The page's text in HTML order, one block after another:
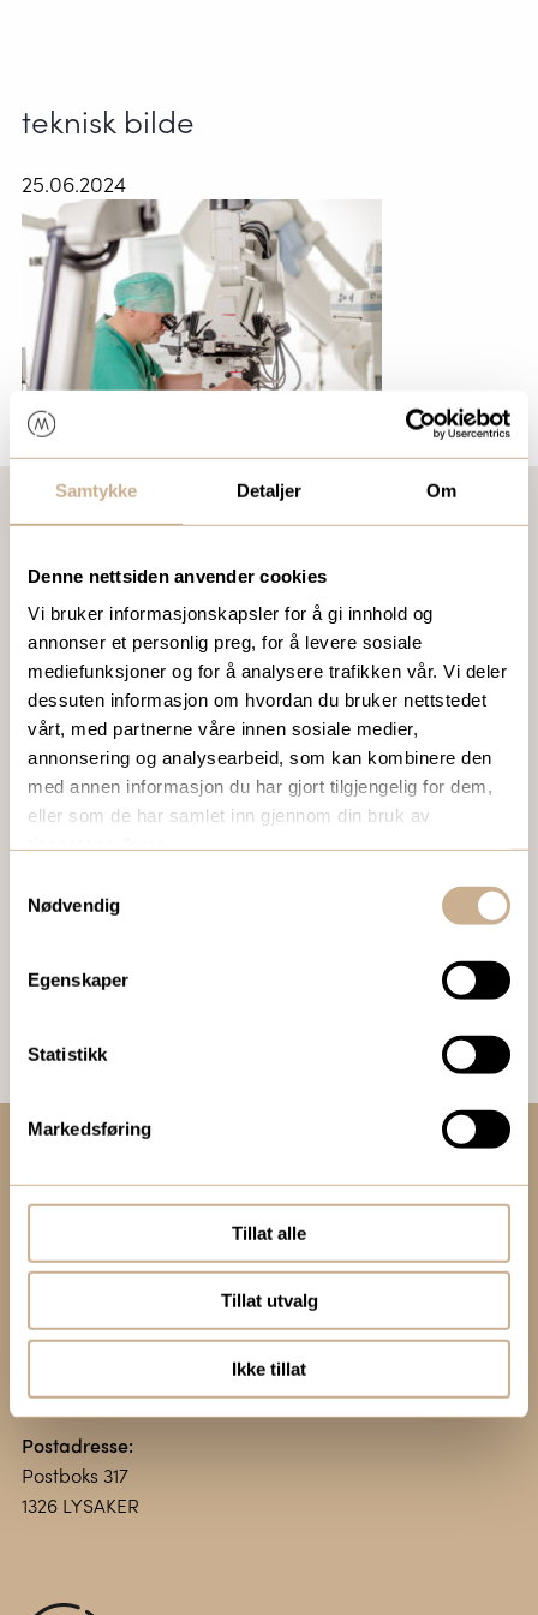
Samtykke Detaljer Om
Denne nettsiden anvender cookies
Vi bruker informasjonskapsler for å gi innhold og
annonser et personlig preg, for å levere sosiale
mediefunksjoner og for å analysere trafikken vår. Vi deler
dessuten informasjon om hvordan du bruker nettstedet
vårt, med partnerne våre innen sosiale medier,
annonsering og analysearbeid, som kan kombinere den
med annen informasjon du har gjort tilgjengelig for dem,
eller som de har samlet inn gjennom din bruk av
Nødvendig
Egenskaper
Statistikk
Markedsføring
Tillat alle
Tillat utvalg
Ikke tillat
teknisk bilde
25.06.2024
VIL DU VITE MER OM VÅRE PRODUKTER?
Ta kontakt med en av våre medarbeidere, eller send en e-
post tilortomedic@ortomedic.no
Ta kontakt
BESTILL VÅRT GRATIS KUNDEMAGASIN
To ganger i året sender vi ut vårt gratis kundemagasin
med siste nytt innenfor ortopedi, traume, kirurgi, hospital
og mikroskopi.
Bestill Ortomedia
Kontakt oss:
+47 67 51 86 00
ortomedic@ortomedic.no
Vollsveien 13 E
Postadresse:
Postboks 317
1326 LYSAKER